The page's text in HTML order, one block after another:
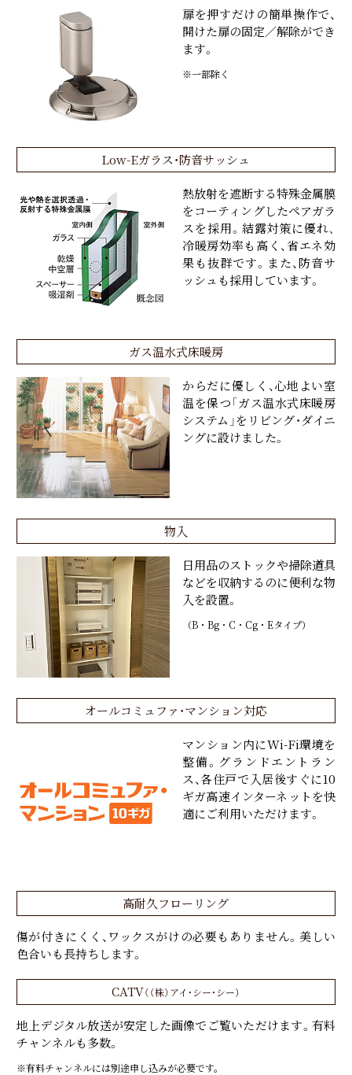
扉を押すだけの簡単操作で、
開けた扉の固定／解除ができ
ます。
※一部除く
Low-Eガラス・防音サッシュ
熱放射を遮断する特殊金属膜
をコーティングしたペアガラ
スを採用。結露対策に優れ､
冷暖房効率も高く、省エネ効
果も抜群です。また、防音サ
ッシュも採用しています。
ガス温水式床暖房
からだに優しく、心地よい室
温を保つ「ガス温水式床暖房
システム」をリビング・ダイニ
ングに設けました。
物入
日用品のストックや掃除道具
などを収納するのに便利な物
入を設置。
（B・Bg・C・Cg・Eタイプ）
オールコミュファ・マンション対応
マンション内にWi-Fi環境を
整備。グランドエントラン
ス、各住戸で入居後すぐに10
ギガ高速インターネットを快
適にご利用いただけます。
高耐久フローリング
傷が付きにくく、ワックスがけの必要もありません。美しい
色合いも長持ちします。
CATV（（株）アイ・シー・シー）
地上デジタル放送が安定した画像でご覧いただけます。有料
チャンネルも多数。
※有料チャンネルには別途申し込みが必要です。